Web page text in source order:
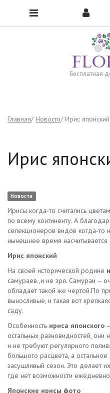
Бесплатная
Чтобы открыть меню, нажмите
Главная Новости Ирис японский
Ирис
Новости
Ирисы когда-то считались
по всему континенту. А
селекционеров видов когда-то
нынешнее время насчитывается
Ирис японский
На своей исторической родине
самураев.,и не зря. Самураи –
обладает такой же чертой.По
выносливые, и такая вот
саду.
Особенность ириса японского
остальных разновидностей,
и не требуют регулярного
большого расцвета, а
засушливый сезон. Это делает
где нет возможности
Японские ирисы фото